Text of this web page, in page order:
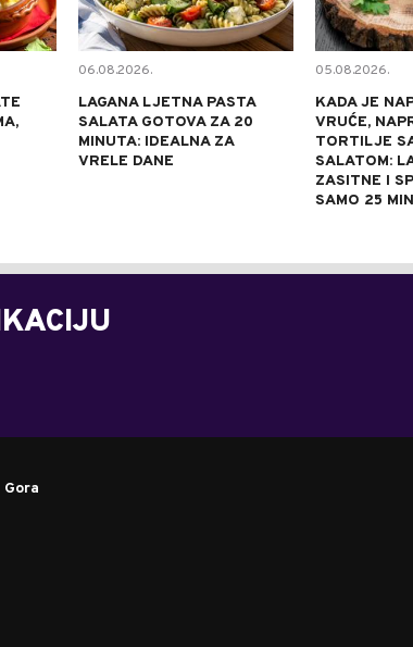
06.08.2026.
LAGANA LJETNA PASTA
SALATA GOTOVA ZA 20
MINUTA: IDEALNA ZA
VRELE DANE
05.08.2026.
KADA JE
VRUĆE,
TORTILJE
SALATOM:
ZASITNE I
SAMO 25
Gora